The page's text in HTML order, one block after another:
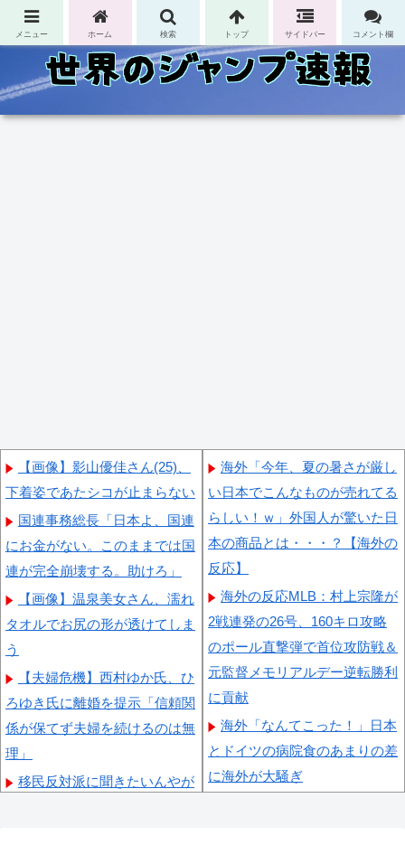
コンテンツへスキップ
【画像】影山優佳さん(25)、
下着姿であたシコが止まらない
国連事務総長「日本よ、国連
にお金がない。このままでは国
連が完全崩壊する。助けろ」
【画像】温泉美女さん、濡れ
タオルでお尻の形が透けてしま
う
【夫婦危機】西村ゆか氏、ひ
ろゆき氏に離婚を提示「信頼関
係が保てず夫婦を続けるのは無
理」
移民反対派に聞きたいんやが
海外「今年、夏の暑さが厳し
い日本でこんなものが売れてる
らしい！ｗ」外国人が驚いた日
本の商品とは・・・？【海外の
反応】
海外の反応MLB：村上宗隆が
2戦連発の26号、160キロ攻略
のポール直撃弾で首位攻防戦＆
元監督メモリアルデー逆転勝利
に貢献
海外「なんてこった！」日本
とドイツの病院食のあまりの差
に海外が大騒ぎ
メニュー ホーム 検索 トップ サイドバー コメント欄